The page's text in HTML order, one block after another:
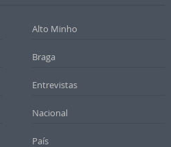
Alto Minho
Braga
Entrevistas
Nacional
País